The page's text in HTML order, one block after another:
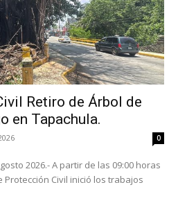
Retiro de Árbol de
en Tapachula.
0
2026.- A partir de las 09:00 horas
Civil inició los trabajos